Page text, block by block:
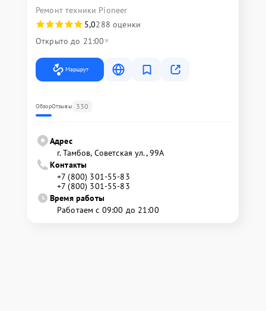
Ремонт техники Pioneer
5,0288 оценки
Открыто до 21:00
Маршрут
ОбзорОтзывы 330
Адрес
г. Тамбов, Советская ул., 99А
Контакты
+7 (800) 301-55-83
+7 (800) 301-55-83
Время работы
Работаем с 09:00 до 21:00